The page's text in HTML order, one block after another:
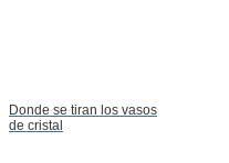
Donde se tiran los vasos
de cristal